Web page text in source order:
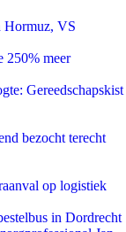
Hormuz, VS
250% meer
Gereedschapskist
bezocht terecht
op logistiek
in Dordrecht